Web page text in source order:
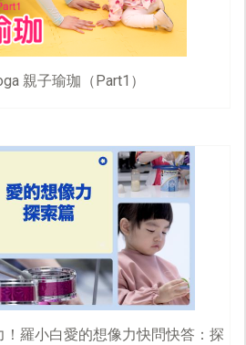
親子瑜珈（Part1）
羅小白愛的想像力快問快答：探